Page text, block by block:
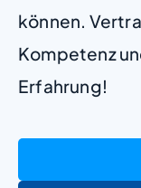
können.
Kompetenz
Erfahrung!